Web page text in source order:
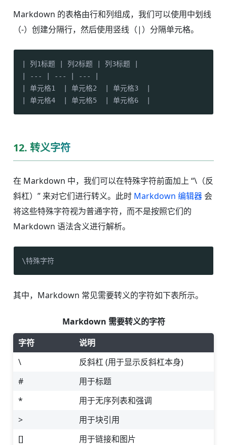
Markdown 的表格由行和列组成，我们可以使用中划线
（-）创建分隔行，然后使用竖线（|）分隔单元格。
| 列1标题 | 列2标题 | 列3标题 |
| --- | --- | --- |
| 单元格1  | 单元格2  | 单元格3  |
| 单元格4  | 单元格5  | 单元格6  |
12. 转义字符
在 Markdown 中，我们可以在特殊字符前面加上 “\（反
斜杠）” 来对它们进行转义。此时 Markdown 编辑器 会
将这些特殊字符视为普通字符，而不是按照它们的
Markdown 语法含义进行解析。
\特殊字符
其中，Markdown 常见需要转义的字符如下表所示。
Markdown 需要转义的字符
字符
说明
\
反斜杠 (用于显示反斜杠本身)
#
用于标题
*
用于无序列表和强调
>
用于块引用
[]
用于链接和图片